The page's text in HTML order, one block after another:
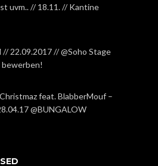
uvm.. // 18.11. // Kantine
// 22.09.2017 // @Soho Stage
feat. BlabberMouf –
@BUNGALOW